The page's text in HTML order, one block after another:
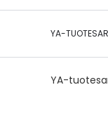
YA-
YA-